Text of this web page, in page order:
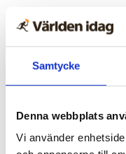
Samtycke
Denna webbplats
Vi använder